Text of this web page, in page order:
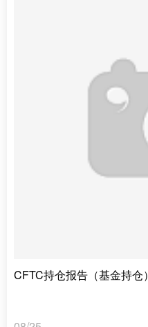
CFTC持仓报告（基金持仓）